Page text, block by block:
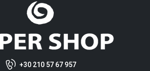
+30 210 57 67 957